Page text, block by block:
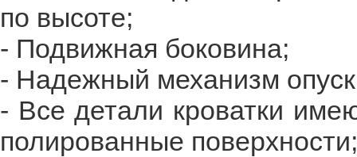
по высоте;
- Подвижная боковина;
- Надежный механизм
- Все детали кроватки
полированные поверхности;